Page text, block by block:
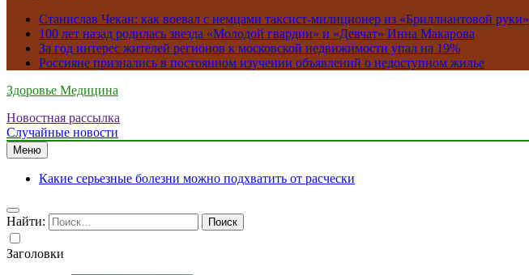
Станислав Чекан: как воевал с немцами таксист-милиционер из «Бриллиантовой руки»
100 лет назад родилась звезда «Молодой гвардии» и «Девчат» Инна Макарова
За год интерес жителей регионов к московской недвижимости упал на 19%
Россияне признались в постоянном изучении объявлений о недоступном жилье
Здоровье Медицина
Новостная рассылка
Случайные новости
Меню
Какие серьезные болезни можно подхватить от расчески
Найти:
Заголовки